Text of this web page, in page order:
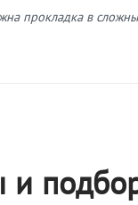
прокладка в
и